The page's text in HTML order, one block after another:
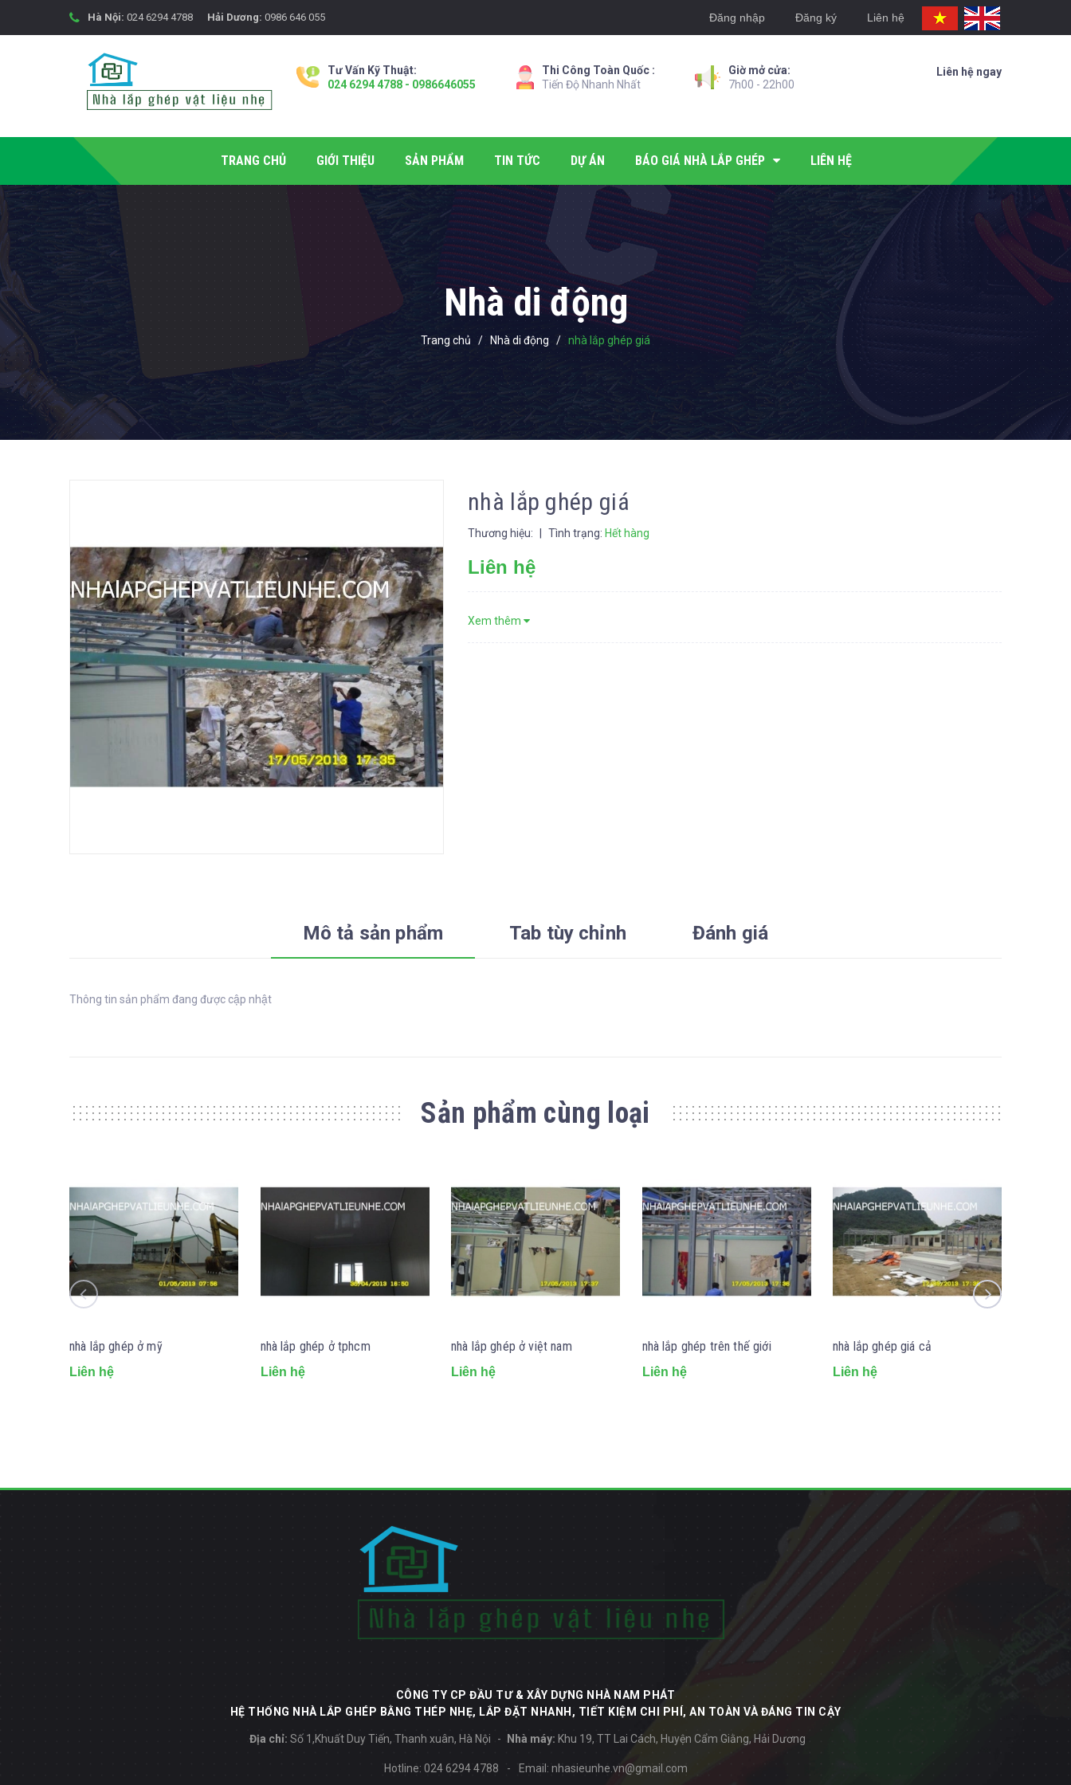
Hà Nội: 024 6294 4788 Hải Dương: 0986 646 055 Đăng nhập Đăng ký Liên hệ
Tư Vấn Kỹ Thuật:
024 6294 4788 - 0986646055
Thi Công Toàn Quốc :
Tiến Độ Nhanh Nhất
Giờ mở cửa:
7h00 - 22h00
Liên hệ ngay
TRANG CHỦ GIỚI THIỆU SẢN PHẨM TIN TỨC DỰ ÁN BÁO GIÁ NHÀ LẮP GHÉP LIÊN HỆ
Nhà di động
Trang chủ / Nhà di động / nhà lắp ghép giá
nhà lắp ghép giá
Thương hiệu: Tình trạng: Hết hàng
Liên hệ
Xem thêm
Mô tả sản phẩm Tab tùy chỉnh Đánh giá
Thông tin sản phẩm đang được cập nhật
Sản phẩm cùng loại
nhà lắp ghép ở mỹ
Liên hệ
nhà lắp ghép ở tphcm
Liên hệ
nhà lắp ghép ở việt nam
Liên hệ
nhà lắp ghép trên thế giới
Liên hệ
nhà lắp ghép giá cả
Liên hệ
CÔNG TY CP ĐẦU TƯ & XÂY DỰNG NHÀ NAM PHÁT
HỆ THỐNG NHÀ LẮP GHÉP BẰNG THÉP NHẸ, LẮP ĐẶT NHANH, TIẾT KIỆM CHI PHÍ, AN TOÀN VÀ ĐÁNG TIN CẬY
Địa chỉ: Số 1,Khuất Duy Tiến, Thanh xuân, Hà Nội Nhà máy: Khu 19, TT Lai Cách, Huyện Cẩm Giằng, Hải Dương
Hotline: 024 6294 4788 - Email: nhasieunhe.vn@gmail.com